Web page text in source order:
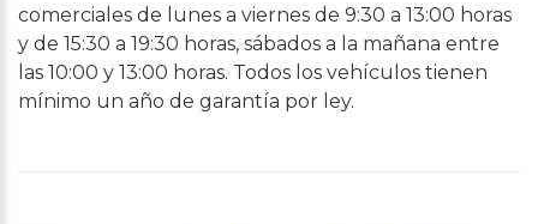
comerciales de lunes a viernes de 9:30 a 13:00 horas
y de 15:30 a 19:30 horas, sábados a la mañana entre
las 10:00 y 13:00 horas. Todos los vehículos tienen
mínimo un año de garantía por ley.